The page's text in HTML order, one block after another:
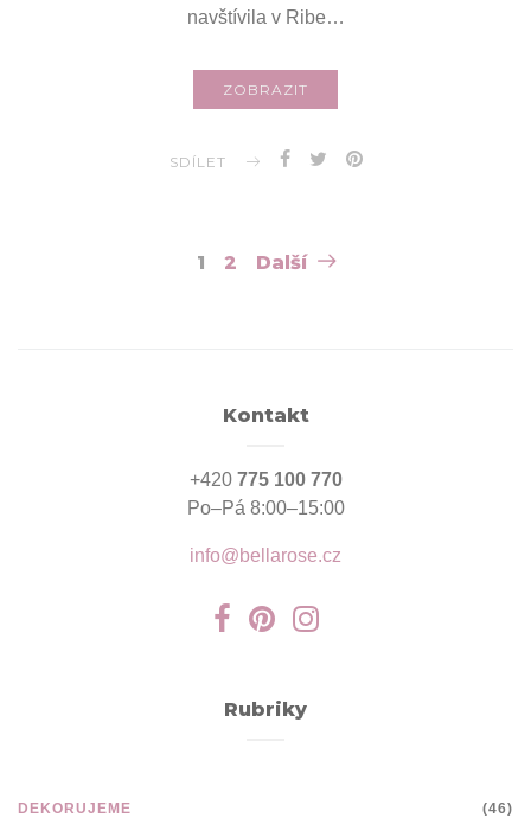
navštívila v Ribe…
ZOBRAZIT
SDÍLET
1 2 Další
Kontakt
+420 775 100 770
Po–Pá 8:00–15:00
info@bellarose.cz
Rubriky
DEKORUJEME (46)